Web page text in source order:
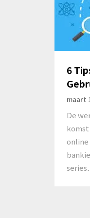
6
maart
De
komst
online